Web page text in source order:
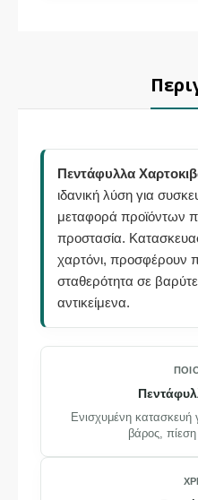
Πεντάφυλλα
ιδανική λύση για
μεταφορά προϊόντων
προστασία.
χαρτόνι, προσφέρουν
σταθερότητα σε
αντικείμενα.
Ενισχυμένη κατασκευή
βάρος,